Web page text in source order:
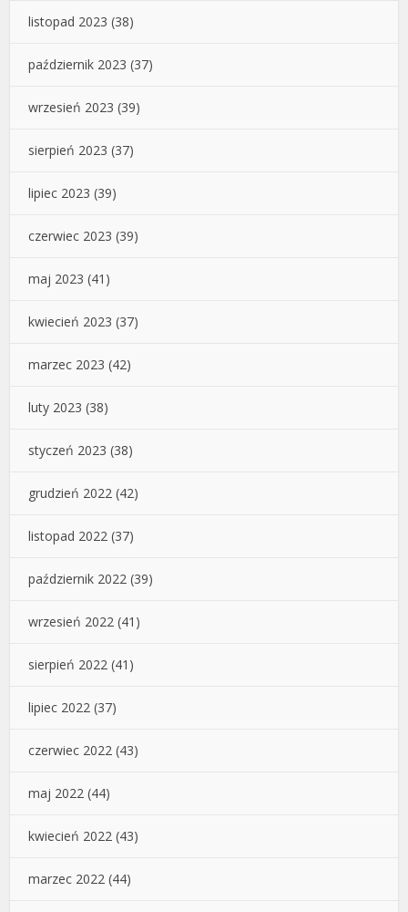
listopad 2023 (38)
październik 2023 (37)
wrzesień 2023 (39)
sierpień 2023 (37)
lipiec 2023 (39)
czerwiec 2023 (39)
maj 2023 (41)
kwiecień 2023 (37)
marzec 2023 (42)
luty 2023 (38)
styczeń 2023 (38)
grudzień 2022 (42)
listopad 2022 (37)
październik 2022 (39)
wrzesień 2022 (41)
sierpień 2022 (41)
lipiec 2022 (37)
czerwiec 2022 (43)
maj 2022 (44)
kwiecień 2022 (43)
marzec 2022 (44)